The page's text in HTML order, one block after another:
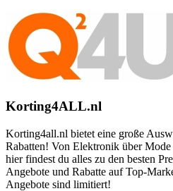
Korting4ALL.nl
Korting4all.nl bietet eine große
Rabatten! Von Elektronik über
hier findest du alles zu den besten
Angebote und Rabatte auf Top-
Angebote sind limitiert!